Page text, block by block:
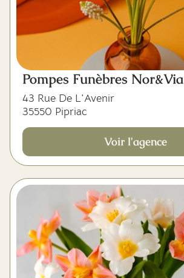
Pompes Funèbres Nor&Via
43 Rue De L'Avenir
35550 Pipriac
Voir l'agence